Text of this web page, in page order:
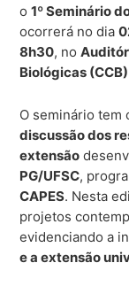
o1º Seminário
ocorrerá no dia
8h30, no
Biológicas (CCB)
O seminário
discussão dos
extensão
PG/UFSC,
CAPES. Nesta
projetos
evidenciando a
e a extensão